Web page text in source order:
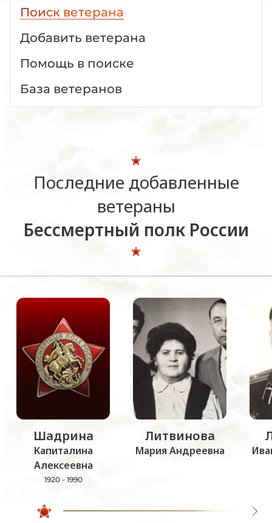
Поиск ветерана
Добавить ветерана
Помощь в поиске
База ветеранов
Последние добавленные
ветераны
Бессмертный полк России
Шадрина
Капиталина
Алексеевна
1920 - 1990
Литвинова
Мария Андреевна